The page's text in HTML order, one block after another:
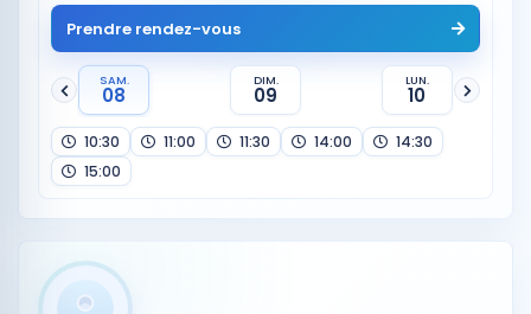
Prendre rendez-vous
SAM.
08
DIM.
09
LUN.
10
10:30 11:00 11:30 14:00
14:30
15:00